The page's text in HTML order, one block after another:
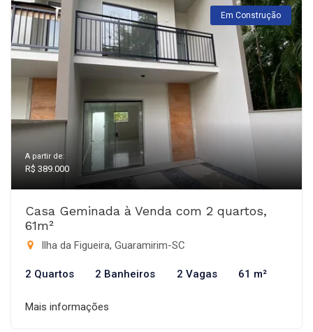
Em Construção
A partir de:
R$ 389.000
Casa Geminada à Venda com 2 quartos,
61m²
Ilha da Figueira, Guaramirim-SC
2 Quartos 2 Banheiros 2 Vagas 61 m²
Mais informações